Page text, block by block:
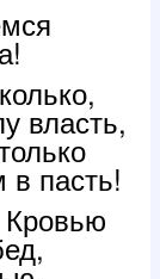
власть,
пасть!
Кровью